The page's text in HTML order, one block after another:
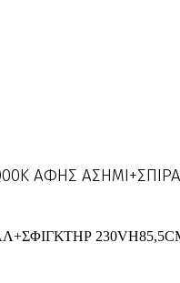
ΑΦΗΣ